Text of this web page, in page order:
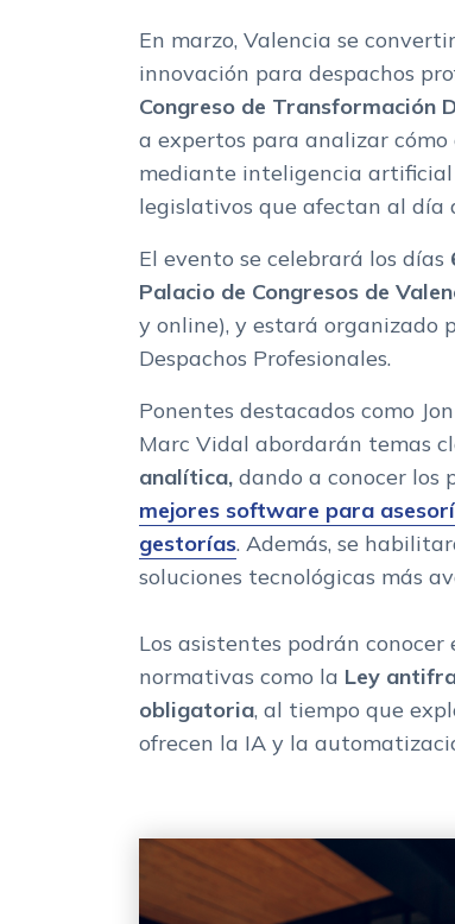
En marzo, Valencia se
innovación para despachos
Congreso de Transformación
a expertos para analizar
mediante inteligencia
legislativos que afectan al día
El evento se celebrará los días
Palacio de Congresos de
y online), y estará organizado
Despachos Profesionales.
Ponentes destacados como
Marc Vidal abordarán temas
analítica, dando a conocer los
mejores software para
gestorías. Además, se
soluciones tecnológicas más
Los asistentes podrán
normativas como la Ley
obligatoria, al tiempo que
ofrecen la IA y la